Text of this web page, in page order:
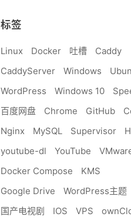
标签
Linux Docker 吐槽
Caddy
CaddyServer
Windows
WordPress
Windows 10
百度网盘
Chrome GitHub
Nginx
MySQL Supervisor
youtube-dl
YouTube
Docker Compose
KMS
Google Drive
WordPress主题
国产电视剧
IOS VPS